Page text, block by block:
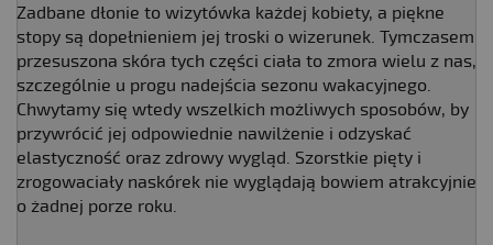
Zadbane dłonie to wizytówka każdej kobiety, a piękne
stopy są dopełnieniem jej troski o wizerunek. Tymczasem
przesuszona skóra tych części ciała to zmora wielu z nas,
szczególnie u progu nadejścia sezonu wakacyjnego.
Chwytamy się wtedy wszelkich możliwych sposobów, by
przywrócić jej odpowiednie nawilżenie i odzyskać
elastyczność oraz zdrowy wygląd. Szorstkie pięty i
zrogowaciały naskórek nie wyglądają bowiem atrakcyjnie
o żadnej porze roku.